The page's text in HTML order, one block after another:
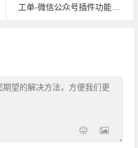
工单-微信公众号插件功能说明